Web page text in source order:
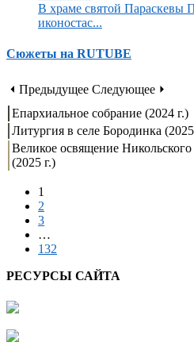
В храме святой Параскевы
иконостас...
Сюжеты на RUTUBE
⏴ Предыдущее Следующее ⏵
Епархиальное собрание (2024 г.)
Литургия в селе Бородинка
Великое освящение Никольского
(2025 г.)
1
2
3
…
132
РЕСУРСЫ САЙТА